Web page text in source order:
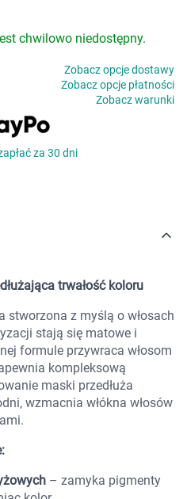
chwilowo niedostępny.
Zobacz opcje dostawy
Zobacz opcje płatności
Zobacz warunki
za 30 dni
trwałość koloru
stworzona z myślą o włosach
stają się matowe i
formule przywraca włosom
kompleksową
maski przedłuża
wzmacnia włókna włosów
– zamyka pigmenty